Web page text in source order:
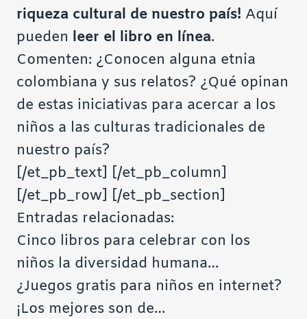
riqueza cultural de nuestro país! Aquí
pueden leer el libro en línea.
Comenten: ¿Conocen alguna etnia
colombiana y sus relatos? ¿Qué opinan
de estas iniciativas para acercar a los
niños a las culturas tradicionales de
nuestro país?
[/et_pb_text] [/et_pb_column]
[/et_pb_row] [/et_pb_section]
Entradas relacionadas:
Cinco libros para celebrar con los
niños la diversidad humana…
¿Juegos gratis para niños en internet?
¡Los mejores son de…